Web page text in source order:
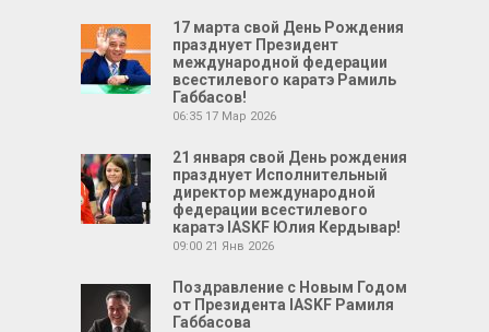
17 марта свой День Рождения
празднует Президент
международной федерации
всестилевого каратэ Рамиль
Габбасов!
06:35 17 Мар 2026
21 января свой День рождения
празднует Исполнительный
директор международной
федерации всестилевого
каратэ IASKF Юлия Кердывар!
09:00 21 Янв 2026
Поздравление с Новым Годом
от Президента IASKF Рамиля
Габбасова